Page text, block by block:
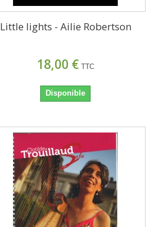
Little lights - Ailie Robertson
18,00 € TTC
Disponible